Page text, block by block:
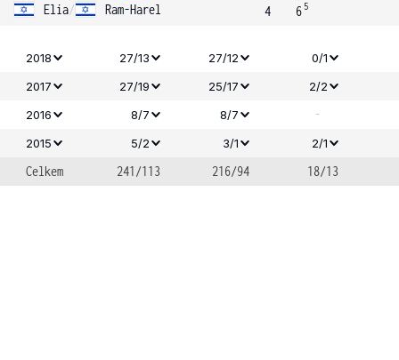
Elia/ Ram-Harel
4
6 5
2018 27/13 27/12
0/1
2017
27/19 25/17
2/2
2016
8/7 8/7 -
2015 5/2 3/1 2/1
Celkem 241/113 216/94 18/13